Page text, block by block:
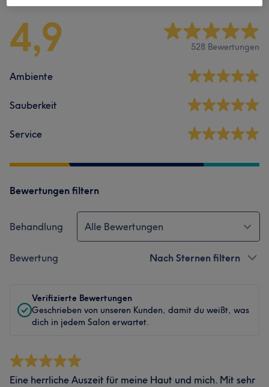
4,9 528 Bewertungen
Ambiente
Sauberkeit
Service
Bewertungen filtern
Behandlung Alle Bewertungen
Bewertung Nach Sternen filtern
Verifizierte Bewertungen
Geschrieben von unseren Kunden, damit du weißt, was
dich in jedem Salon erwartet.
Eine herrliche Auszeit für meine Haut und mich. Mit sehr